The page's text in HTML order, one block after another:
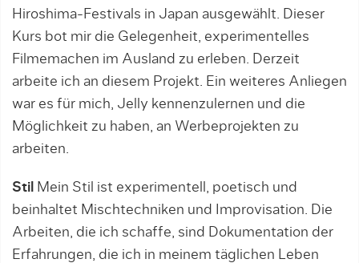
Hiroshima-Festivals in Japan ausgewählt. Dieser
Kurs bot mir die Gelegenheit, experimentelles
Filmemachen im Ausland zu erleben. Derzeit
arbeite ich an diesem Projekt. Ein weiteres Anliegen
war es für mich, Jelly kennenzulernen und die
Möglichkeit zu haben, an Werbeprojekten zu
arbeiten.
Stil
Mein Stil ist experimentell, poetisch und
beinhaltet Mischtechniken und Improvisation. Die
Arbeiten, die ich schaffe, sind Dokumentation der
Erfahrungen, die ich in meinem täglichen Leben